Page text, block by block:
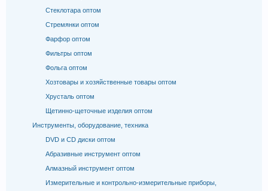
Стеклотара оптом
Стремянки оптом
Фарфор оптом
Фильтры оптом
Фольга оптом
Хозтовары и хозяйственные товары оптом
Хрусталь оптом
Щетинно-щеточные изделия оптом
Инструменты, оборудование, техника
DVD и CD диски оптом
Абразивные инструмент оптом
Алмазный инструмент оптом
Измерительные и контрольно-измерительные приборы,